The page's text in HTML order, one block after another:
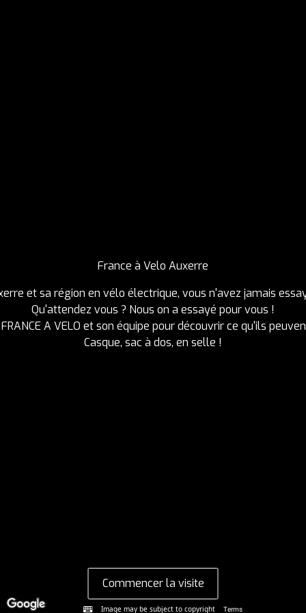
France à Velo Auxerre
et sa région en vélo électrique, vous n'avez jamais
Qu'attendez vous ? Nous on a essayé pour vous !
A VELO et son équipe pour découvrir ce qu'ils
Casque, sac à dos, en selle !
Commencer la visite
Image may be subject to copyright Terms